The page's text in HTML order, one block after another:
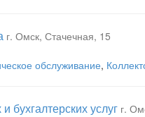
г. Омск, Стачечная, 15
обслуживание,
бухгалтерских услуг г.